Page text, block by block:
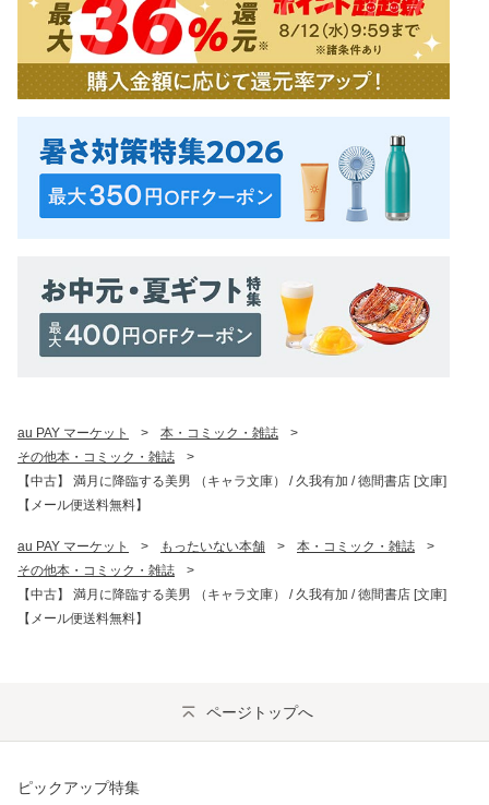
au PAY マーケット > 本・コミック・雑誌
>
その他本・コミック・雑誌
>
【中古】 満月に降臨する美男 （キャラ文庫） / 久我有加 / 徳間書店 [文庫]
【メール便送料無料】
au PAY マーケット > もったいない本舗 > 本・コミック・雑誌
>
その他本・コミック・雑誌
>
【中古】 満月に降臨する美男 （キャラ文庫） / 久我有加 / 徳間書店 [文庫]
【メール便送料無料】
ページトップへ
ピックアップ特集